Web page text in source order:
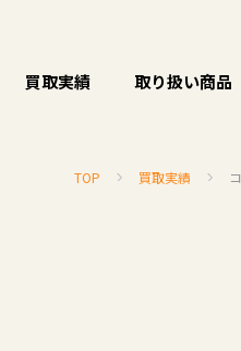
買取実績 取り扱い商品
TOP 買取実績